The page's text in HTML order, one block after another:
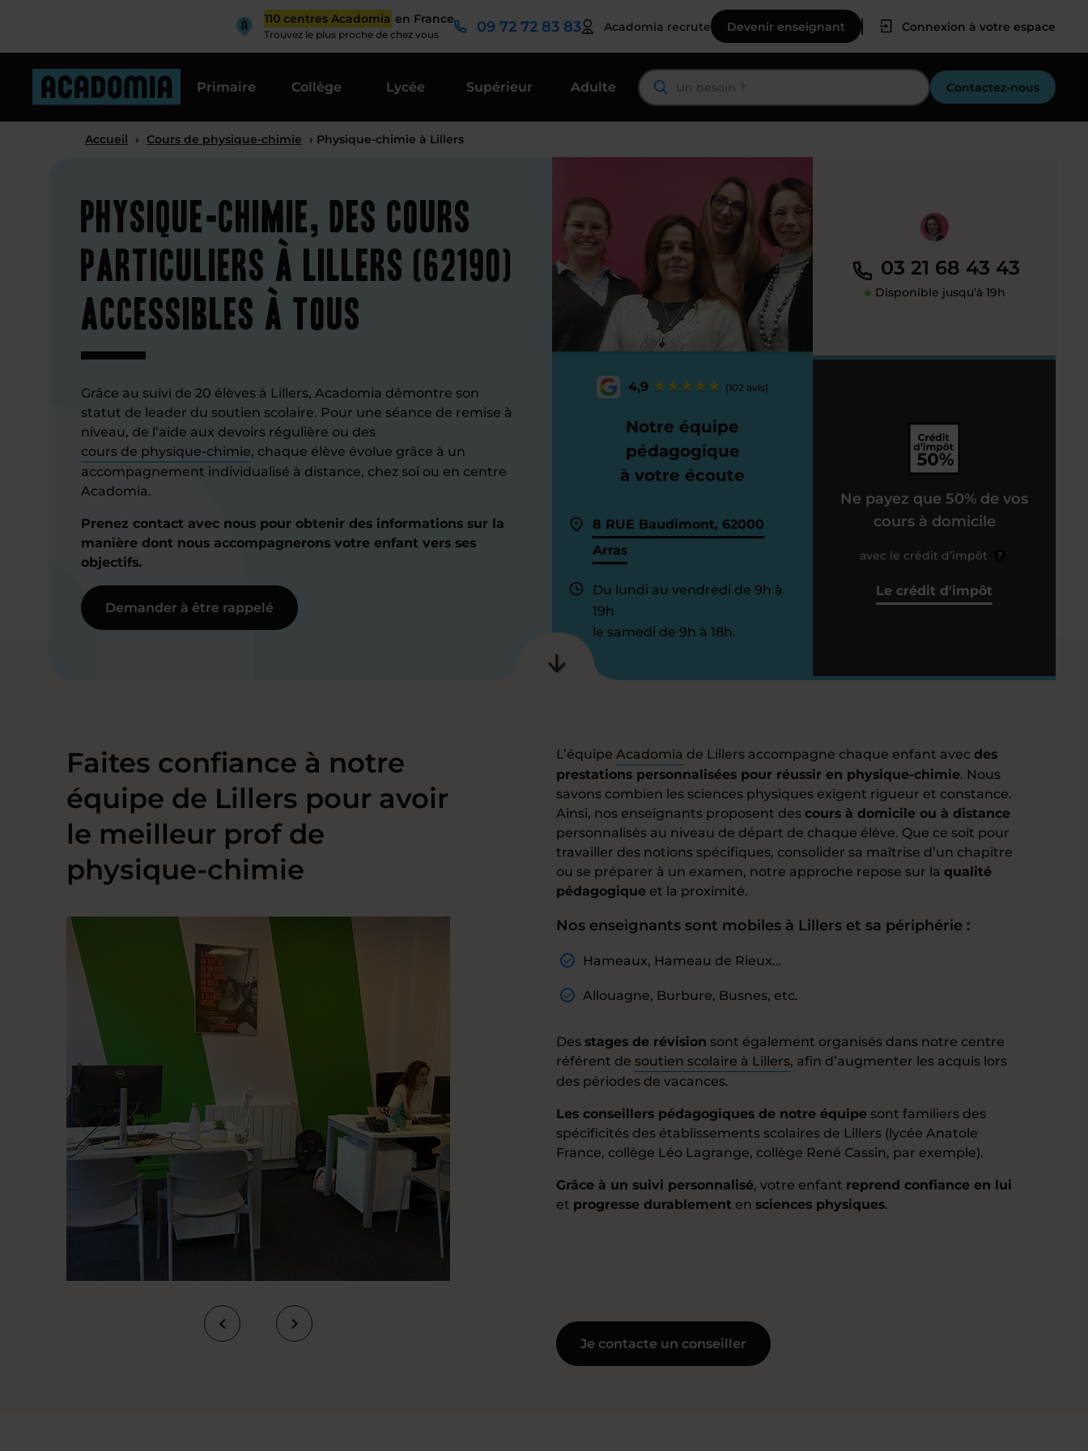
110 centres Acadomia en France
Trouvez le plus proche de chez vous 09 72 72 83 83 Acadomia recrute Devenir enseignant Connexion à votre espace
Primaire Collège Lycée Supérieur Adulte Contactez-nous
Accueil › Cours de physique-chimie › Physique-chimie à Lillers
Physique-chimie, des cours
particuliers à Lillers (62190)
accessibles à tous
Grâce au suivi de 20 élèves à Lillers, Acadomia démontre son
statut de leader du soutien scolaire. Pour une séance de remise à
niveau, de l’aide aux devoirs régulière ou des
cours de physique-chimie, chaque élève évolue grâce à un
accompagnement individualisé à distance, chez soi ou en centre
Acadomia.
Prenez contact avec nous pour obtenir des informations sur la
manière dont nous accompagnerons votre enfant vers ses
objectifs.
Demander à être rappelé
4,9 (102 avis)
Notre équipe
pédagogique
à votre écoute
8 RUE Baudimont, 62000
Arras
Du lundi au vendredi de 9h à
19h
le samedi de 9h à 18h.
03 21 68 43 43
Disponible jusqu’à 19h
Ne payez que 50% de vos
cours à domicile
avec le crédit d’impôt ?
Le crédit d'impôt
Faites confiance à notre
équipe de Lillers pour avoir
le meilleur prof de
physique-chimie
L’équipe Acadomia de Lillers accompagne chaque enfant avec des
prestations personnalisées pour réussir en physique-chimie. Nous
savons combien les sciences physiques exigent rigueur et constance.
Ainsi, nos enseignants proposent des cours à domicile ou à distance
personnalisés au niveau de départ de chaque élève. Que ce soit pour
travailler des notions spécifiques, consolider sa maîtrise d’un chapitre
ou se préparer à un examen, notre approche repose sur la qualité
pédagogique et la proximité.
Nos enseignants sont mobiles à Lillers et sa périphérie :
Hameaux, Hameau de Rieux...
Allouagne, Burbure, Busnes, etc.
Des stages de révision sont également organisés dans notre centre
référent de soutien scolaire à Lillers, afin d’augmenter les acquis lors
des périodes de vacances.
Les conseillers pédagogiques de notre équipe sont familiers des
spécificités des établissements scolaires de Lillers (lycée Anatole
France, collège Léo Lagrange, collège René Cassin, par exemple).
Grâce à un suivi personnalisé, votre enfant reprend confiance en lui
et progresse durablement en sciences physiques.
Je contacte un conseiller